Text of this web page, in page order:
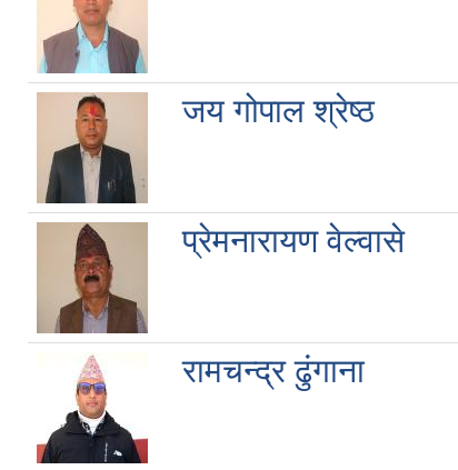
जय गोपाल श्रेष्ठ
प्रेमनारायण वेल्वासे
रामचन्द्र ढुंगाना